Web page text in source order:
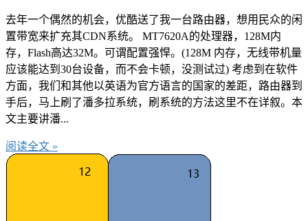
去年一个偶然的机会，优酷送了我一台路由器，想用民众的闲
置带宽来扩充其CDN系统。 MT7620A的处理器，128M内
存，Flash高达32M。可谓配置强悍。(128M 内存，无线带机量
应该能达到30台设备，而不会卡顿，没测试过) 考虑到在软件
方面，我们和其他以英语为官方语言的国家的差距，路由器到
手后，马上刷了潘多拉系统，刷系统的方法这里不在详叙。本
文主要讲潘...
阅读全文 »